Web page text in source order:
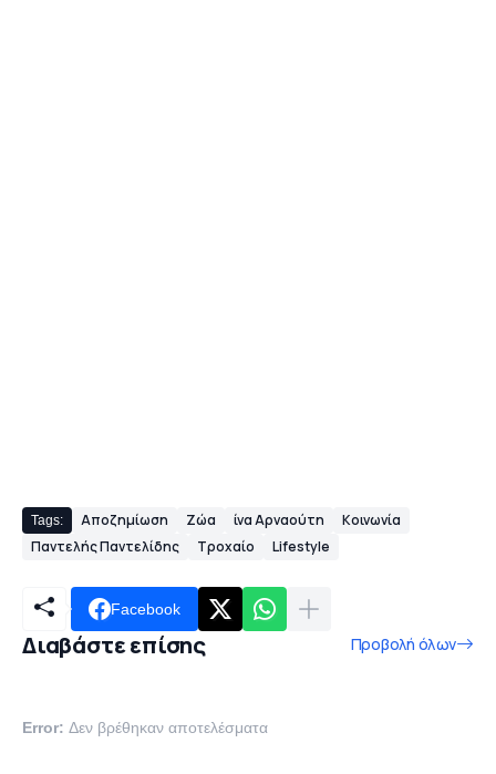
Tags: Αποζημίωση Ζώα ίνα Αρναούτη
Κοινωνία
Παντελής Παντελίδης
Τροχαίο Lifestyle
Facebook
Διαβάστε επίσης Προβολή όλων
Error: Δεν βρέθηκαν αποτελέσματα